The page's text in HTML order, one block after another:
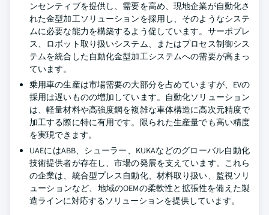
ンセンティブを提供し、需要を高め、現地企業が自動化さ
れた金型加工ソリューションを採用し、そのようなシステ
ムに必要な能力を構築するよう促しています。サーボプレ
ス、ロボット取り扱いシステム、またはプロセス制御シス
テムを統合した自動化金型加工システムへの需要が高まっ
ています。
乗用車の生産は市場需要の大部分を占めていますが、EVの
採用は遅いものの増加しています。自動化ソリューション
は、軽量材料や高強度鋼を複雑な車体構造に高次元精度で
加工する際に特に有用です。限られた生産量でも高い精度
を実現できます。
UAEにはABB、シューラー、KUKAなどのグローバル自動化
技術提供者が存在し、市場の発展を支えています。これら
の企業は、統合型プレス自動化、材料取り扱い、監視ソリ
ューションなど、地域のOEMの柔軟性と拡張性を備えた製
造ラインに対応するソリューションを提供しています。